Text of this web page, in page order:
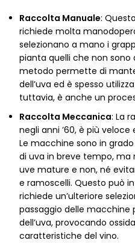
Raccolta Manuale:
richiede molta
selezionano a mano i
pianta quelli che non
metodo permette di
dell’uva ed è spesso
tuttavia, è anche un
Raccolta Meccanica: La
negli anni ’60, è più
Le macchine sono in
di uva in breve tempo, ma
uve mature e non, né
e ramoscelli. Questo può
richiede un’ulteriore
passaggio delle macchine
dell’uva, provocando
caratteristiche del vino.